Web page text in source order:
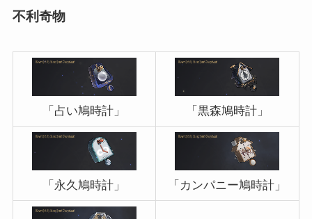
不利奇物
「占い鳩時計」 「黒森鳩時計」
「永久鳩時計」 「カンパニー鳩時計」